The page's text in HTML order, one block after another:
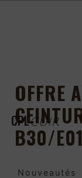
CPLCUIR
OFFRE
B30/
Nouveautés